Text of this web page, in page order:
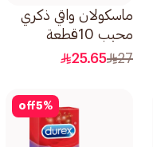
ماسكولان واقي ذكري
محبب 10قطعة
27
25.65
5%
off